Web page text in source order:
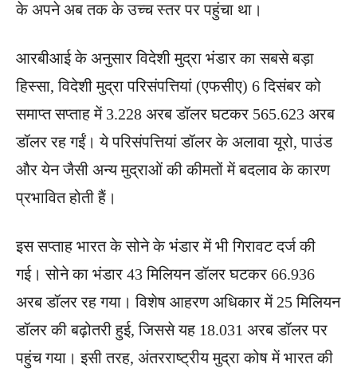
के अपने अब तक के उच्च स्तर पर पहुंचा था।
आरबीआई के अनुसार विदेशी मुद्रा भंडार का सबसे बड़ा
हिस्सा, विदेशी मुद्रा परिसंपत्तियां (एफसीए) 6 दिसंबर को
समाप्त सप्ताह में 3.228 अरब डॉलर घटकर 565.623 अरब
डॉलर रह गईं। ये परिसंपत्तियां डॉलर के अलावा यूरो, पाउंड
और येन जैसी अन्य मुद्राओं की कीमतों में बदलाव के कारण
प्रभावित होती हैं।
इस सप्ताह भारत के सोने के भंडार में भी गिरावट दर्ज की
गई। सोने का भंडार 43 मिलियन डॉलर घटकर 66.936
अरब डॉलर रह गया। विशेष आहरण अधिकार में 25 मिलियन
डॉलर की बढ़ोतरी हुई, जिससे यह 18.031 अरब डॉलर पर
पहुंच गया। इसी तरह, अंतरराष्ट्रीय मुद्रा कोष में भारत की